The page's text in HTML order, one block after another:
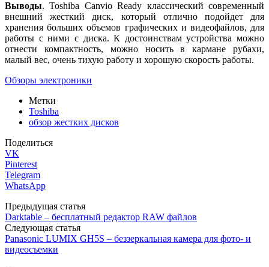
Выводы. Toshiba Canvio Ready классический современный
внешний жесткий диск, который отлично подойдет для
хранения больших объемов графических и видеофайлов, для
работы с ними с диска. К достоинствам устройства можно
отнести компактность, можно носить в кармане рубахи,
малый вес, очень тихую работу и хорошую скорость работы.
Обзоры электроники
Метки
Toshiba
обзор жестких дисков
Поделиться
VK
Pinterest
Telegram
WhatsApp
Предыдущая статья
Darktable – бесплатный редактор RAW файлов
Следующая статья
Panasonic LUMIX GH5S – беззеркальная камера для фото- и
видеосъемки